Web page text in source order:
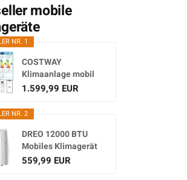
mobile
NR. 1
COSTWAY
Klimaanlage mobil
16000BTU,
1.599,99 EUR
NR. 2
DREO 12000 BTU
Mobiles Klimagerät
(3-in...
559,99 EUR